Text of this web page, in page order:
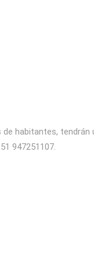
habitantes, tendrán
947251107.